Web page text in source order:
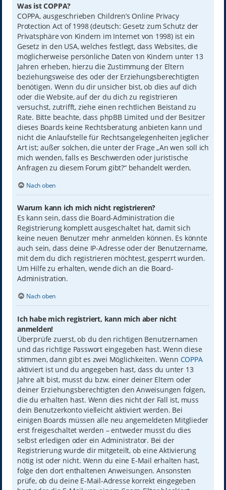
Was ist COPPA?
COPPA, ausgeschrieben Children’s Online Privacy
Protection Act of 1998 (deutsch: Gesetz zum Schutz der
Privatsphäre von Kindern im Internet von 1998) ist ein
Gesetz in den USA, welches festlegt, dass Websites, die
möglicherweise persönliche Daten von Kindern unter 13
Jahren erheben, hierzu die Zustimmung der Eltern
beziehungsweise des oder der Erziehungsberechtigten
benötigen. Wenn du dir unsicher bist, ob dies auf dich
oder die Website, auf der du dich zu registrieren
versuchst, zutrifft, ziehe einen rechtlichen Beistand zu
Rate. Bitte beachte, dass phpBB Limited und der Besitzer
dieses Boards keine Rechtsberatung anbieten kann und
nicht die Anlaufstelle für Rechtsangelegenheiten jeglicher
Art ist; außer solchen, die unter der Frage „An wen soll ich
mich wenden, falls es Beschwerden oder juristische
Anfragen zu diesem Forum gibt?“ behandelt werden.
Nach oben
Warum kann ich mich nicht registrieren?
Es kann sein, dass die Board-Administration die
Registrierung komplett ausgeschaltet hat, damit sich
keine neuen Benutzer mehr anmelden können. Es könnte
auch sein, dass deine IP-Adresse oder der Benutzername,
mit dem du dich registrieren möchtest, gesperrt wurden.
Um Hilfe zu erhalten, wende dich an die Board-
Administration.
Nach oben
Ich habe mich registriert, kann mich aber nicht
anmelden!
Überprüfe zuerst, ob du den richtigen Benutzernamen
und das richtige Passwort eingegeben hast. Wenn diese
stimmen, dann gibt es zwei Möglichkeiten. Wenn COPPA
aktiviert ist und du angegeben hast, dass du unter 13
Jahre alt bist, musst du bzw. einer deiner Eltern oder
deiner Erziehungsberechtigten den Anweisungen folgen,
die du erhalten hast. Wenn dies nicht der Fall ist, muss
dein Benutzerkonto vielleicht aktiviert werden. Bei
einigen Boards müssen alle neu angemeldeten Mitglieder
erst freigeschaltet werden – entweder musst du dies
selbst erledigen oder ein Administrator. Bei der
Registrierung wurde dir mitgeteilt, ob eine Aktivierung
nötig ist oder nicht. Wenn du eine E-Mail erhalten hast,
folge den dort enthaltenen Anweisungen. Ansonsten
prüfe, ob du deine E-Mail-Adresse korrekt eingegeben